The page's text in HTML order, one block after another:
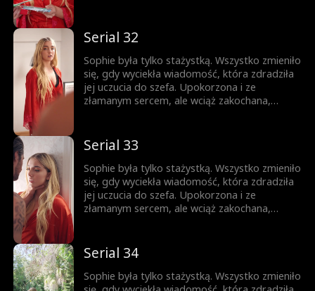
mieszkają razem. Nocą ich spojrzenia stają się
coraz bardziej odważne, a sekrety coraz
trudniejsze do ukrycia. Ona jest córką jego
najlepszego przyjaciela, a on mężczyzną, o
którym ona nie może przestać myśleć. Pokusa
nigdy nie była w jej planach.
Serial 32
Sophie była tylko stażystką. Wszystko zmieniło
się, gdy wyciekła wiadomość, która zdradziła
jej uczucia do szefa. Upokorzona i ze
złamanym sercem, ale wciąż zakochana,
mieszkają razem. Nocą ich spojrzenia stają się
coraz bardziej odważne, a sekrety coraz
trudniejsze do ukrycia. Ona jest córką jego
najlepszego przyjaciela, a on mężczyzną, o
którym ona nie może przestać myśleć. Pokusa
nigdy nie była w jej planach.
Serial 33
Sophie była tylko stażystką. Wszystko zmieniło
się, gdy wyciekła wiadomość, która zdradziła
jej uczucia do szefa. Upokorzona i ze
złamanym sercem, ale wciąż zakochana,
mieszkają razem. Nocą ich spojrzenia stają się
coraz bardziej odważne, a sekrety coraz
trudniejsze do ukrycia. Ona jest córką jego
najlepszego przyjaciela, a on mężczyzną, o
Serial 34
Sophie była tylko stażystką. Wszystko zmieniło